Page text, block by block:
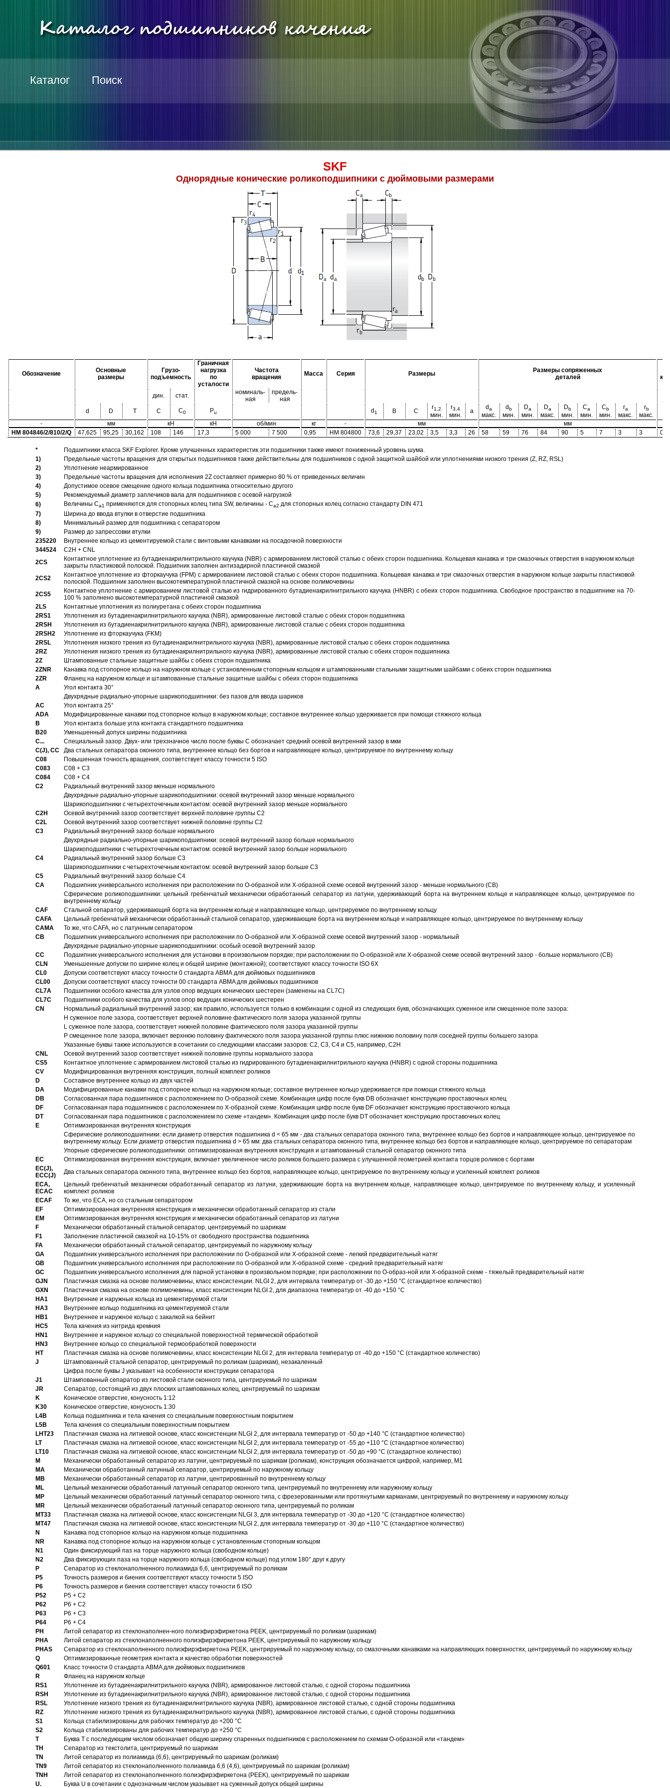
Каталог Поиск
SKF
Однорядные конические роликоподшипники с дюймовыми размерами
Обозначение
Основные
размеры
Грузо-
подъемность
Граничная
нагрузка
по
усталости
Частота
вращения
Масса Серия Размеры
Размеры сопряженных
деталей
дин. стат.
номиналь-
ная
предель-
ная
d
D T C C0 Pu d1 B C
r1,2
мин.
r3,4
мин.
a
da
макс.
d b
мин.
Da
мин.
Da
макс.
Db
мин.
Ca
мин.
Cb
мин.
ra
макс.
rb
макс.
-
мм кН кН об/мин кг - мм
мм
HM 804846/2/810/2/Q
47,625 95,25 30,162 108 146 17,3 5 000 7 500 0,95 HM 804800 73,6 29,37 23,02 3,5 3,3 26 58 59 76 84 90 5 7 3 3
*
Подшипники класса SKF Explorer. Кроме улучшенных характеристик эти подшипники также имеют пониженный уровень шума.
1)
Предельные частоты вращения для открытых подшипников также действительны для подшипников с одной защитной шайбой или уплотнениями низкого трения (Z, RZ, RSL)
2)
Уплотнение неармированное
3)
Предельные частоты вращения для исполнения 2Z составляют примерно 80 % от приведенных величин
4)
Допустимое осевое смещение одного кольца подшипника относительно другого
5)
Рекомендуемый диаметр заплечиков вала для подшипников с осевой нагрузкой
6)
Величины Ca1 применяются для стопорных колец типа SW, величины - Ca2 для стопорных колец согласно стандарту DIN 471
7)
Ширина до ввода втулки в отверстие подшипника
8)
Минимальный размер для подшипника с сепаратором
9)
Размер до запрессовки втулки
235220
Внутреннее кольцо из цементируемой стали с винтовыми канавками на посадочной поверхности
344524
C2H + CNL
2CS
Контактное уплотнение из бутадиенакрилнитрильного каучука (NBR) с армированием листовой сталью с обеих сторон подшипника. Кольцевая канавка и три смазочных отверстия в наружном кольце
закрыты пластиковой полоской. Подшипник заполнен антизадирной пластичной смазкой
2CS2
Контактное уплотнение из фторкаучука (FPM) с армированием листовой сталью с обеих сторон подшипника. Кольцевая канавка и три смазочных отверстия в наружном кольце закрыты пластиковой
полоской. Подшипник заполнен высокотемпературной пластичной смазкой на основе полимочевины
2CS5
Контактное уплотнение с армированием листовой сталью из гидрированного бутадиенакрилнитрильного каучука (HNBR) с обеих сторон подшипника. Свободное пространство в подшипнике на 70-
100 % заполнено высокотемпературной пластичной смазкой
2LS
Контактные уплотнения из полиуретана с обеих сторон подшипника
2RS1
Уплотнения из бутадиенакрилнитрильного каучука (NBR), армированные листовой сталью с обеих сторон подшипника
2RSH
Уплотнения из бутадиенакрилнитрильного каучука (NBR), армированные листовой сталью с обеих сторон подшипника
2RSH2
Уплотнение из фторкаучука (FKM)
2RSL
Уплотнения низкого трения из бутадиенакрилнитрильного каучука (NBR), армированные листовой сталью с обеих сторон подшипника
2RZ
Уплотнения низкого трения из бутадиенакрилнитрильного каучука (NBR), армированные листовой сталью с обеих сторон подшипника
2Z
Штампованные стальные защитные шайбы с обеих сторон подшипника
2ZNR
Канавка под стопорное кольцо на наружном кольце с установленным стопорным кольцом и штампованными стальными защитными шайбами с обеих сторон подшипника
2ZR
Фланец на наружном кольце и штампованные стальные защитные шайбы с обеих сторон подшипника
A
Угол контакта 30°
Двухрядные радиально-упорные шарикоподшипники: без пазов для ввода шариков
AC
Угол контакта 25°
ADA
Модифицированные канавки под стопорное кольцо в наружном кольце; составное внутреннее кольцо удерживается при помощи стяжного кольца
B
Угол контакта больше угла контакта стандартного подшипника
B20
Уменьшенный допуск ширины подшипника
C...
Специальный зазор. Двух- или трехзначное число после буквы С обозначает средний осевой внутренний зазор в мкм
C(J), CC
Два стальных сепаратора оконного типа, внутреннее кольцо без бортов и направляющее кольцо, центрируемое по внутреннему кольцу
C08
Повышенная точность вращения, соответствует классу точности 5 ISO
C083
C08 + C3
C084
C08 + C4
C2
Pадиальный внутренний зазор меньше нормального
Двухрядные радиально-упорные шарикоподшипники: осевой внутренний зазор меньше нормального
Шарикоподшипники с четырехточечным контактом: осевой внутренний зазор меньше нормального
C2H
Осевой внутренний зазор соответствует верхней половине группы C2
C2L
Осевой внутренний зазор соответствует нижней половине группы C2
C3
Pадиальный внутренний зазор больше нормального
Двухрядные радиально-упорные шарикоподшипники: осевой внутренний зазор больше нормального
Шарикоподшипники с четырехточечным контактом: осевой внутренний зазор больше нормального
C4
Pадиальный внутренний зазор больше C3
Шарикоподшипники с четырехточечным контактом: осевой внутренний зазор больше C3
C5
Pадиальный внутренний зазор больше C4
CA
Подшипник универсального исполнения при расположении по О-образной или Х-образной схеме осевой внутренний зазор - меньше нормального (CB)
Сферические роликоподшипники: цельный гребенчатый механически обработанный сепаратор из латуни, удерживающий борта на внутреннем кольце и направляющее кольцо, центрируемое по
внутреннему кольцу
CAF
Стальной сепаратор, удерживающий борта на внутреннем кольце и направляющее кольцо, центрируемое по внутреннему кольцу
CAFA
Цельный гребенчатый механически обработанный стальной сепаратор, удерживающие борта на внутреннем кольце и направляющее кольцо, центрируемое по внутреннему кольцу
CAMA
То же, что CAFA, но с латунным сепаратором
CB
Подшипник универсального исполнения при расположении по О-образной или Х-образной схеме осевой внутренний зазор - нормальный
Двухрядные радиально-упорные шарикоподшипники: особый осевой внутренний зазор
CC
Подшипник универсального исполнения для установки в произвольном порядке; при расположении по О-образной или Х-образной схеме осевой внутренний зазор - больше нормального (CB)
CLN
Уменьшенные допуски по ширине колец и общей ширине (монтажной); соответствуют классу точности ISO 6X
CL0
Допуски соответствуют классу точности 0 стандарта АВМА для дюймовых подшипников
CL00
Допуски соответствуют классу точности 00 стандарта ABMA для дюймовых подшипников
CL7A
Подшипники особого качества для узлов опор ведущих конических шестерен (заменены на CL7C)
CL7C
Подшипники особого качества для узлов опор ведущих конических шестерен
CN
Hормальный радиальный внутренний зазор; как правило, используется только в комбинации с одной из следующих букв, обозначающих суженное или смещенное поле зазора:
H суженное поле зазора, соответствует верхней половине фактического поля зазора указанной группы
L суженное поле зазора, соответствует нижней половине фактического поля зазора указанной группы
P смещенное поле зазора, включает верхнюю половину фактического поля зазора указанной группы плюс нижнюю половину поля соседней группы большего зазора
Указанные буквы также используются в сочетании со следующими классами зазоров: С2, C3, С4 и С5, например, С2Н
CNL
Осевой внутренний зазор соответствует нижней половине группы нормального зазора
CS5
Контактное уплотнение с армированием листовой сталью из гидрированного бутадиенакрилнитрильного каучука (HNBR) с одной стороны подшипника
CV
Модифицированная внутренняя конструкция, полный комплект роликов
D
Составное внутреннее кольцо из двух частей
DA
Модифицированные канавки под стопорное кольцо на наружном кольце; составное внутреннее кольцо удерживается при помощи стяжного кольца
DB
Согласованная пара подшипников с расположением по О-образной схеме. Комбинация цифр после букв DB обозначает конструкцию проставочных колец
DF
Согласованная пара подшипников с расположением по Х-образной схеме. Комбинация цифр после букв DF обозначает конструкцию проставочного кольца
DT
Согласованная пара подшипников с расположением по схеме «тандем». Комбинация цифр после букв DT обозначает конструкцию проставочных колец
E
Оптимизированная внутренняя конструкция
Сферические роликоподшипники: если диаметр отверстия подшипника d < 65 мм - два стальных сепаратора оконного типа, внутреннее кольцо без бортов и направляющее кольцо, центрируемое по
внутреннему кольцу. Если диаметр отверстия подшипника d > 65 мм: два стальных сепаратора оконного типа, внутреннее кольцо без бортов и направляющее кольцо, центрируемое по сепараторам
Упорные сферические роликоподшипники: оптимизированная внутренняя конструкция и штампованный стальной сепаратор оконного типа
EC
Oптимизированная внутренняя конструкция, включает увеличенное число роликов большего размера с улучшенной геометрией контакта торцов роликов с бортами
EC(J),
ECC(J)
Два стальных сепаратора оконного типа, внутреннее кольцо без бортов, направляющее кольцо, центрируемое по внутреннему кольцу и усиленный комплект роликов
ECA,
ECAC
Цельный гребенчатый механически обработанный сепаратор из латуни, удерживающие борта на внутреннем кольце, направляющее кольцо, центрируемое по внутреннему кольцу, и усиленный
комплект роликов
ECAF
То же, что ECA, но со стальным сепаратором
EF
Оптимизированная внутренняя конструкция и механически обработанный сепаратор из стали
EM
Оптимизированная внутренняя конструкция и механически обработанный сепаратор из латуни
F
Механически обработанный стальной сепаратор, центрируемый по шарикам
F1
Заполнение пластичной смазкой на 10-15% от свободного пространства подшипника
FA
Механически обработанный стальной сепаратор, центрируемый по наружному кольцу
GA
Подшипник универсального исполнения при расположении по О-образной или Х-образной схеме - легкий предварительный натяг
GB
Подшипник универсального исполнения при расположении по О-образной или Х-образной схеме - средний предварительный натяг
GC
Подшипник универсального исполнения для парной установки в произвольном порядке; при расположении по О-образ-ной или Х-образной схеме - тяжелый предварительный натяг
GJN
Пластичная смазка на основе полимочевины, класс консистенции. NLGI 2, для интервала температур от -30 до +150 °C (стандартное количество)
GXN
Пластичная смазка на основе полимочевины, класс консистенции NLGI 2, для диапазона температур от -40 до +150 °C
HA1
Внутренние и наружные кольца из цементируемой стали
HA3
Bнутреннее кольцо подшипника из цементируемой стали
HB1
Bнутреннее и наружное кольцо с закалкой на бейнит
HC5
Тела качения из нитрида кремния
HN1
Bнутреннее и наружное кольцо со специальной поверхностной термической обработкой
HN3
Внутреннее кольцо со специальной термообработкой поверхности
HT
Пластичная смазка на основе полимочевины, класс консистенции NLGI 2, для интервала температур от -40 до +150 °C (стандартное количество)
J
Штампованный стальной сепаратор, центрируемый по роликам (шарикам), незакаленный
Цифра после буквы J указывает на особенности конструкции сепаратора
J1
Штампованный сепаратор из листовой стали оконного типа, центрируемый по шарикам
JR
Сепаратор, состоящий из двух плоских штампованных колец, центрируемый по шарикам
K
Коническое отверстие, конусность 1:12
K30
Коническое отверстие, конусность 1:30
L4B
Кольца подшипника и тела качения со специальным поверхностным покрытием
L5B
Тела качения со специальным поверхностным покрытием
LHT23
Пластичная смазка на литиевой основе, класс консистенции NLGI 2, для интервала температур от -50 до +140 °C (стандартное количество)
LT
Пластичная смазка на литиевой основе, класс консистенции NLGI 2, для интервала температур от -55 до +110 °C (стандартное количество)
LT10
Пластичная смазка на литиевой основе, класс консистенции NLGI 2, для интервала температур от -50 до +90 °C (стандартное количество)
M
Механически обработанный сепаратор из латуни, центрируемый по шарикам (роликам), конструкция обозначается цифрой, например, M1
MA
Механически обработанный латунный сепаратор, центрируемый по наружному кольцу
MB
Механически обработанный сепаратор из латуни, центрированный по внутреннему кольцу
ML
Цельный механически обработанный латунный сепаратор оконного типа, центрируемый по внутреннему или наружному кольцу
MP
Цельный механически обработанный латунный сепаратор оконного типа, с фрезерованными или протянутыми карманами, центрируемый по внутреннему и наружному кольцу
MR
Цельный механически обработанный латунный сепаратор оконного типа, центрируемый по роликам
MT33
Пластичная смазка на литиевой основе, класс консистенции NLGI 3, для интервала температур от -30 до +120 °C (стандартное количество)
MT47
Пластичная смазка на литиевой основе, класс консистенции NLGI 2, для интервала температур от -30 до +110 °C (стандартное количество)
N
Канавка под стопорное кольцо на наружном кольце подшипника
NR
Канавка под стопорное кольцо на наружном кольце с установленным стопорным кольцом
N1
Один фиксирующий паз на торце наружного кольца (свободном кольце)
N2
Два фиксирующих паза на торце наружного кольца (свободном кольце) под углом 180° друг к другу
P
Cепаратор из стеклонаполненного полиамида 6,6, центрируемый по роликам
P5
Точность размеров и биения соответствуют классу точности 5 ISO
P6
Точность размеров и биения соответствует классу точности 6 ISO
P52
P5 + C2
P62
P6 + C2
P63
P6 + C3
P64
P6 + C4
PH
Литой сепаратор из стеклонаполнен-ного полиэфирэфиркетона PEEK, центрируемый по роликам (шарикам)
PHA
Литой сепаратор из стеклонаполненного полиэфирэфиркетона PEEK, центрируемый по наружному кольцу
PHAS
Сепаратор из стеклонаполненного полиэфирэфиркетона PEEK, центрируемый по наружному кольцу, со смазочными канавками на направляющих поверхностях, центрируемый по наружному кольцу
Q
Оптимизированные геометрия контакта и качество обработки поверхностей
Q601
Класс точности 0 стандарта ABMA для дюймовых подшипников
R
Фланец на наружном кольце
RS1
Уплотнение из бутадиенакрилнитрильного каучука (NBR), армированное листовой сталью, с одной стороны подшипника
RSH
Уплотнение из бутадиенакрилнитрильного каучука (NBR), армированное листовой сталью, с одной стороны подшипника
RSL
Уплотнение низкого трения из бутадиенакрилнитрильного каучука (NBR), армированное листовой сталью, с одной стороны подшипника
RZ
Уплотнение низкого трения из бутадиенакрилнитрильного каучука (NBR), армированное листовой сталью, с одной стороны подшипника
S1
Кольца стабилизированы для рабочих температур до +200 °C
S2
Кольца стабилизированы для рабочих температур до +250 °C
T
Буква T с последующим числом обозначает общую ширину спаренных подшипников с расположением по схемам О-образной или «тандем»
TH
Сепаратор из текстолита, центрируемый по шарикам
TN
Литой сепаратор из полиамида (6,6), центрируемый по шарикам (роликам)
TN9
Литой сепаратор из стеклонаполненного полиамида 6,6 (4,6), центрируемый по шарикам (роликам)
TNH
Литой сепаратор из стеклонаполненного полиэфирэфиркетона (PEEK), центрируемый по шарикам
U.
Буква U в сочетании с однозначным числом указывает на суженный допуск общей ширины